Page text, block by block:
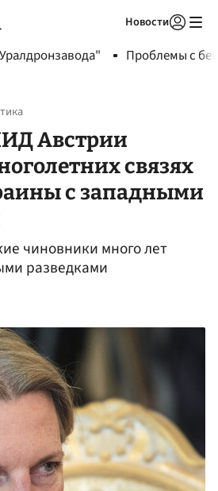
Новости
Проблемы с
Австрии
связях
с западными
чиновники много лет
разведками